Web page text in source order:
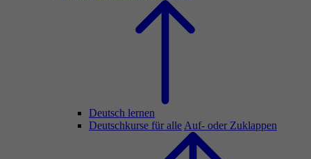
Deutsch lernen
Deutschkurse für alle Auf- oder Zuklappen